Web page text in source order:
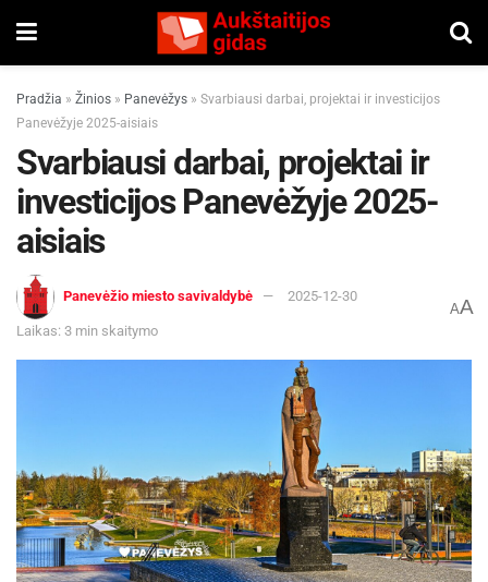
Pradžia » Žinios » Panevėžys » Svarbiausi darbai, projektai ir investicijos
Panevėžyje 2025-aisiais
Svarbiausi darbai, projektai ir
investicijos Panevėžyje 2025-
aisiais
Panevėžio miesto savivaldybė 2025-12-30
Laikas: 3 min skaitymo
AA